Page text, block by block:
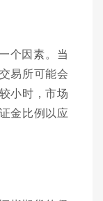
个因素。当
易所可能会
小时，市场
金比例以应